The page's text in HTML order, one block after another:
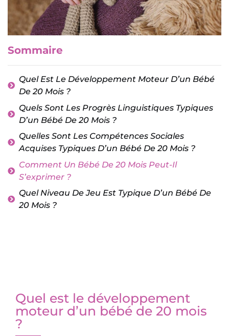
Sommaire
Quel Est Le Développement Moteur D’un Bébé
De 20 Mois ?
Quels Sont Les Progrès Linguistiques Typiques
D’un Bébé De 20 Mois ?
Quelles Sont Les Compétences Sociales
Acquises Typiques D’un Bébé De 20 Mois ?
Comment Un Bébé De 20 Mois Peut-Il
S’exprimer ?
Quel Niveau De Jeu Est Typique D’un Bébé De
20 Mois ?
Quel est le développement
moteur d’un bébé de 20 mois
?